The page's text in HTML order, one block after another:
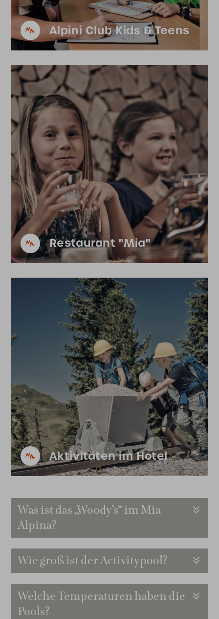
Alpini Club Kids & Teens
Restaurant "Mia"
Aktivitäten im Hotel
Was ist das „Woody’s“ im Mia
Alpina?
Wie groß ist der Activitypool?
Welche Temperaturen haben die
Pools?